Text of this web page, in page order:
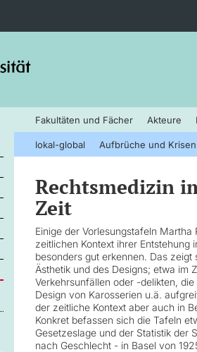
Fakultäten und Fächer Akteure
lokal-global Aufbrüche und Krisen
Rechtsmedizin
Zeit
Einige der Vorlesungstafeln
zeitlichen Kontext ihrer Entstehung
besonders gut erkennen. Das
Ästhetik und des Designs; etwa im
Verkehrsunfällen oder -delikten,
Design von Karosserien u.ä.
der zeitliche Kontext aber auch in
Konkret befassen sich die Tafeln
Gesetzeslage und der Statistik der
nach Geschlecht - in Basel von